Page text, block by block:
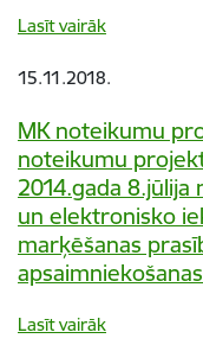
Lasīt vairāk
15.11.2018.
MK noteikumu
noteikumu
2014.gada
un elektronisko
marķēšanas
Lasīt vairāk